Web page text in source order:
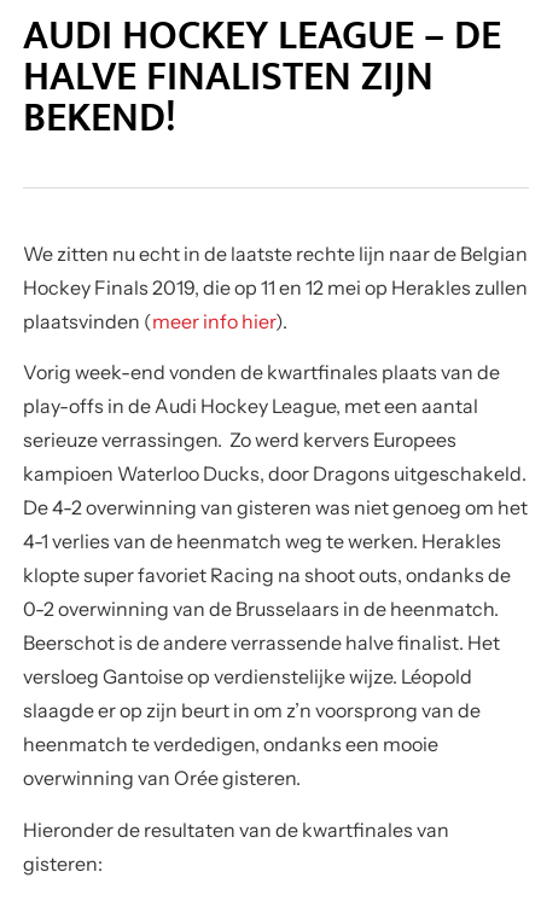
AUDI HOCKEY LEAGUE – DE
HALVE FINALISTEN ZIJN
BEKEND!
We zitten nu echt in de laatste rechte lijn naar de Belgian
Hockey Finals 2019, die op 11 en 12 mei op Herakles zullen
plaatsvinden (meer info hier).
Vorig week-end vonden de kwartfinales plaats van de
play-offs in de Audi Hockey League, met een aantal
serieuze verrassingen. Zo werd kervers Europees
kampioen Waterloo Ducks, door Dragons uitgeschakeld.
De 4-2 overwinning van gisteren was niet genoeg om het
4-1 verlies van de heenmatch weg te werken. Herakles
klopte super favoriet Racing na shoot outs, ondanks de
0-2 overwinning van de Brusselaars in de heenmatch.
Beerschot is de andere verrassende halve finalist. Het
versloeg Gantoise op verdienstelijke wijze. Léopold
slaagde er op zijn beurt in om z’n voorsprong van de
heenmatch te verdedigen, ondanks een mooie
overwinning van Orée gisteren.
Hieronder de resultaten van de kwartfinales van
gisteren: